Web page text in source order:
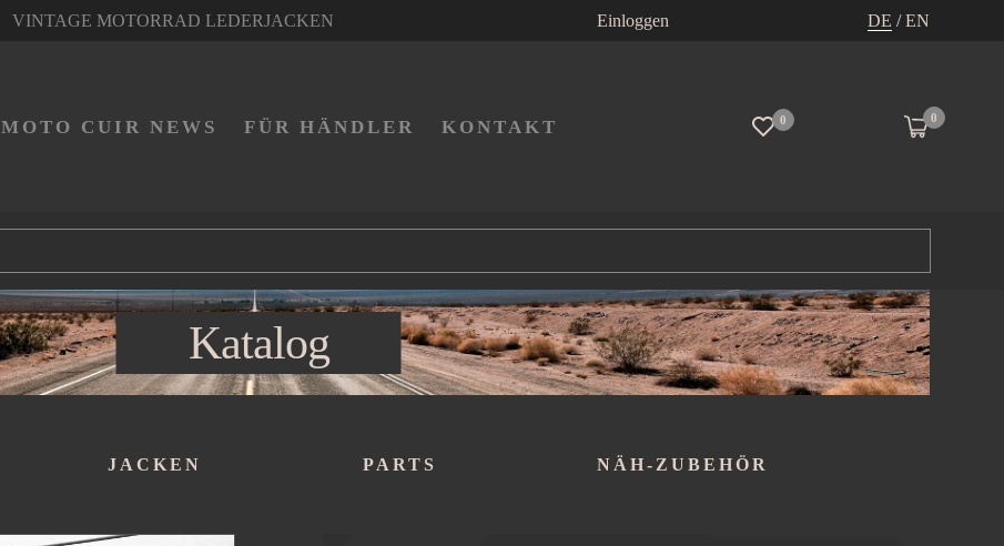
VINTAGE MOTORRAD LEDERJACKEN Einloggen DE /EN
MOTO CUIR NEWS FÜR HÄNDLER KONTAKT 0 0
Katalog
JACKEN PARTS NÄH-ZUBEHÖR